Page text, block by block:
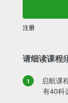
注册
请细读课程
启航课
有40科